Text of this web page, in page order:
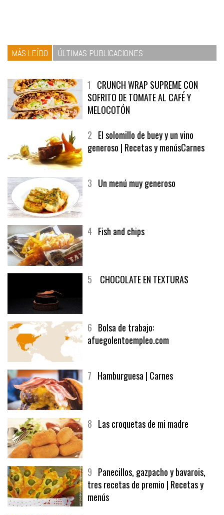
MÁS LEÍDO ÚLTIMAS PUBLICACIONES
1 CRUNCH WRAP SUPREME CON
SOFRITO DE TOMATE AL CAFÉ Y
MELOCOTÓN
2 El solomillo de buey y un vino
generoso | Recetas y menúsCarnes
3 Un menú muy generoso
4 Fish and chips
5 CHOCOLATE EN TEXTURAS
6 Bolsa de trabajo:
afuegolentoempleo.com
7 Hamburguesa | Carnes
8 Las croquetas de mi madre
9 Panecillos, gazpacho y bavarois,
tres recetas de premio | Recetas y
menús